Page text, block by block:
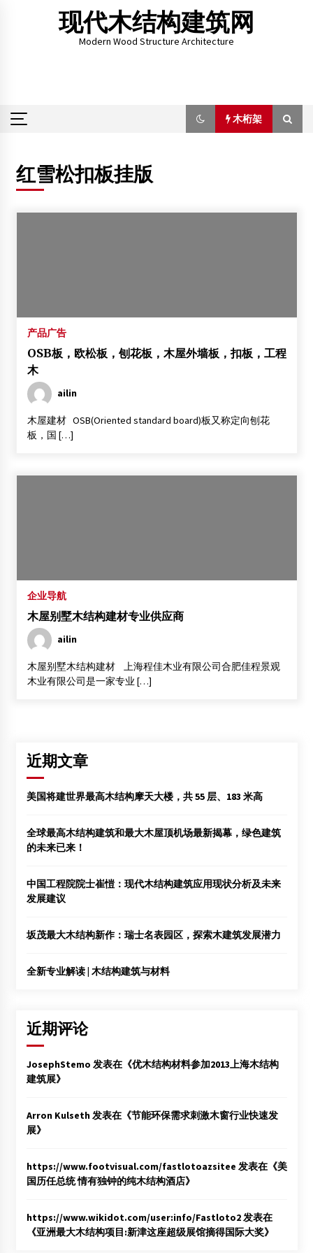
现代木结构建筑网
Modern Wood Structure Architecture
木桁架
2014年2月26日
仙游木结构建筑专题报告会上的南林学子
2014年3月23日
2014成都木屋别墅展
2013年9月12日
日本现代木结构“巢Nest”住宅
2014年3月21日
2012年2月14日
德媒关注鲁甸地震：木结构老楼为何屹立不倒？
2014年8月20日
表面涂饰对菠萝格木材加速老化性能的影响
2017年5月11日
南京思屋德建筑工程有限公司
红雪松扣板挂版
产品广告
OSB板，欧松板，刨花板，木屋外墙板，扣板，工程
木
ailin
木屋建材 OSB(Oriented standard board)板又称定向刨花
板，国 […]
企业导航
木屋别墅木结构建材专业供应商
ailin
木屋别墅木结构建材 上海程佳木业有限公司合肥佳程景观
木业有限公司是一家专业 […]
近期文章
美国将建世界最高木结构摩天大楼，共 55 层、183 米高
全球最高木结构建筑和最大木屋顶机场最新揭幕，绿色建筑
的未来已来！
中国工程院院士崔愷：现代木结构建筑应用现状分析及未来
发展建议
坂茂最大木结构新作：瑞士名表园区，探索木建筑发展潜力
全新专业解读 | 木结构建筑与材料
近期评论
JosephStemo 发表在《优木结构材料参加2013上海木结构
建筑展》
Arron Kulseth发表在《节能环保需求刺激木窗行业快速发
展》
https://www.footvisual.com/fastlotoazsitee 发表在《美
国历任总统 情有独钟的纯木结构酒店》
https://www.wikidot.com/user:info/Fastloto2发表在
《亚洲最大木结构项目:新津这座超级展馆摘得国际大奖》